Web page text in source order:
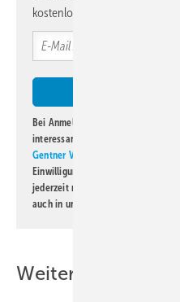
kostenlos direkt ins Postfach.
Bei Anmeldung zu diesem
interessante Verlags- und Online-
Gentner Verlag GmbH & Co. KG
Einwilligung kann ich jederzeit
jederzeit möglich. Informationen
auch in unserer
Weitere Inhalte